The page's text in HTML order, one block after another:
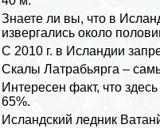
Знаете ли вы, что в
извергались около
С 2010 г. в Исландии
Скалы Латрабьярга –
Интересен факт, что
65%.
Исландский ледник